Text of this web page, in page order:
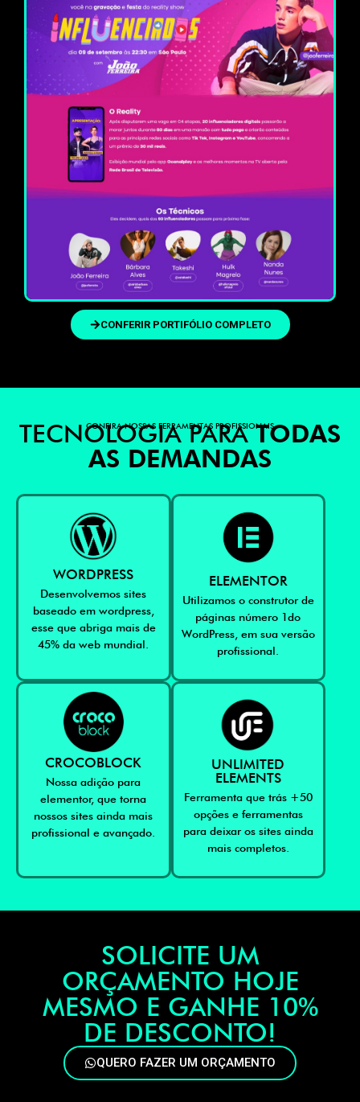
CONFERIR PORTIFÓLIO COMPLETO
CONFIRA NOSSAS FERRAMENTAS PROFISSIONAIS
TECNOLOGIA PARATODAS
AS DEMANDAS
WORDPRESS
Desenvolvemos sites
baseado em wordpress,
esse que abriga mais de
45% da web mundial.
ELEMENTOR
Utilizamos o construtor de
páginas número 1do
WordPress, em sua versão
profissional.
CROCOBLOCK
Nossa adição para
elementor, que torna
nossos sites ainda mais
profissional e avançado.
UNLIMITED
ELEMENTS
Ferramenta que trás +50
opções e ferramentas
para deixar os sites ainda
mais completos.
SOLICITE UM
ORÇAMENTO HOJE
MESMO E GANHE 10%
DE DESCONTO!
QUERO FAZER UM ORÇAMENTO